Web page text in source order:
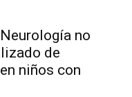
no
de
niños con